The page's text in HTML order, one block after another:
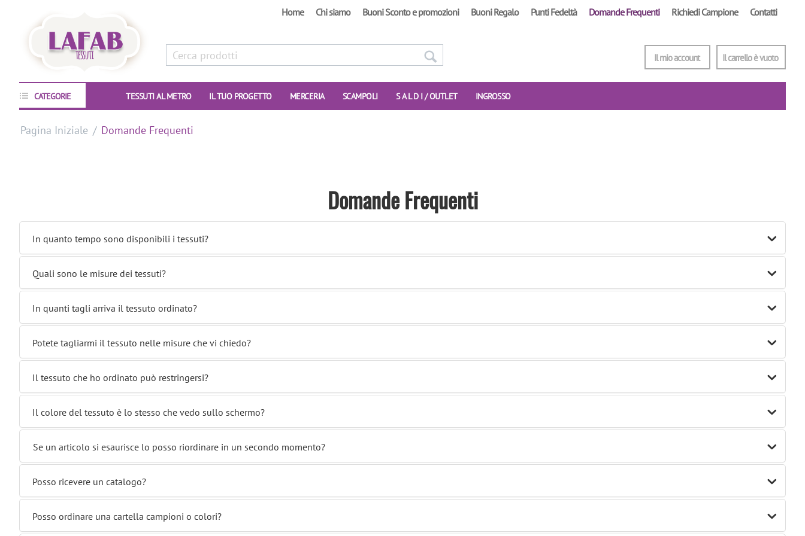
Home Chi siamo Buoni Sconto e promozioni Buoni Regalo Punti Fedeltà Domande Frequenti Richiedi Campione Contatti
Il carrello è vuoto
Il mio account
CATEGORIE TESSUTI AL METRO IL TUO PROGETTO MERCERIA SCAMPOLI S A L D I / OUTLET INGROSSO
Pagina Iniziale / Domande Frequenti
Domande Frequenti
In quanto tempo sono disponibili i tessuti?
Quali sono le misure dei tessuti?
In quanti tagli arriva il tessuto ordinato?
Potete tagliarmi il tessuto nelle misure che vi chiedo?
Il tessuto che ho ordinato può restringersi?
Il colore del tessuto è lo stesso che vedo sullo schermo?
Se un articolo si esaurisce lo posso riordinare in un secondo momento?
Posso ricevere un catalogo?
Posso ordinare una cartella campioni o colori?